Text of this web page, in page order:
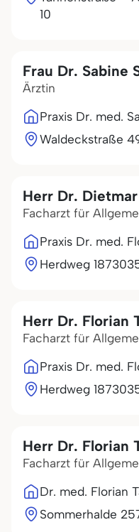
10
Frau Dr. Sabine
Ärztin
Praxis Dr. med.
Waldeckstraße
Herr Dr.
Facharzt für
Praxis Dr. med.
Herdweg 18
Herr Dr. Florian
Facharzt für
Praxis Dr. med.
Herdweg 18
Herr Dr. Florian
Facharzt für
Dr. med. Florian
Sommerhalde 25